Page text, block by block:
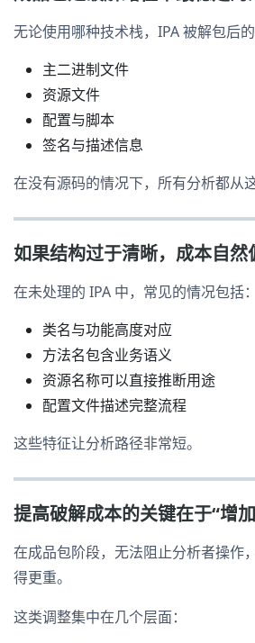
无论使用哪种技术栈，IPA 被解包后的
主二进制文件
资源文件
配置与脚本
签名与描述信息
在没有源码的情况下，所有分析都从
如果结构过于清晰，成本自然
在未处理的 IPA 中，常见的情况包括：
类名与功能高度对应
方法名包含业务语义
资源名称可以直接推断用途
配置文件描述完整流程
这些特征让分析路径非常短。
提高破解成本的关键在于“增
在成品包阶段，无法阻止分析者操作
得更重。
这类调整集中在几个层面：